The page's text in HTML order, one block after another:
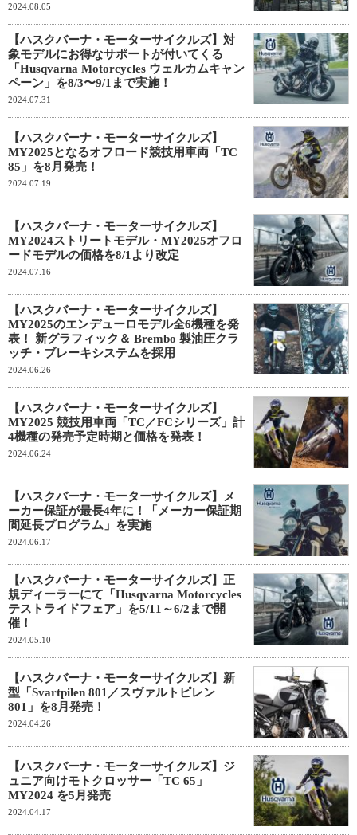
2024.08.05
【ハスクバーナ・モーターサイクルズ】対
象モデルにお得なサポートが付いてくる
「Husqvarna Motorcycles ウェルカムキャン
ペーン」を8/3〜9/1まで実施！
2024.07.31
【ハスクバーナ・モーターサイクルズ】
MY2025となるオフロード競技用車両「TC
85」を8月発売！
2024.07.19
【ハスクバーナ・モーターサイクルズ】
MY2024ストリートモデル・MY2025オフロ
ードモデルの価格を8/1より改定
2024.07.16
【ハスクバーナ・モーターサイクルズ】
MY2025のエンデューロモデル全6機種を発
表！ 新グラフィック＆ Brembo 製油圧クラ
ッチ・ブレーキシステムを採用
2024.06.26
【ハスクバーナ・モーターサイクルズ】
MY2025 競技用車両「TC／FCシリーズ」計
4機種の発売予定時期と価格を発表！
2024.06.24
【ハスクバーナ・モーターサイクルズ】メ
ーカー保証が最長4年に！「メーカー保証期
間延長プログラム」を実施
2024.06.17
【ハスクバーナ・モーターサイクルズ】正
規ディーラーにて「Husqvarna Motorcycles
テストライドフェア」を5/11～6/2まで開
催！
2024.05.10
【ハスクバーナ・モーターサイクルズ】新
型「Svartpilen 801／スヴァルトピレン
801」を8月発売！
2024.04.26
【ハスクバーナ・モーターサイクルズ】ジ
ュニア向けモトクロッサー「TC 65」
MY2024 を5月発売
2024.04.17